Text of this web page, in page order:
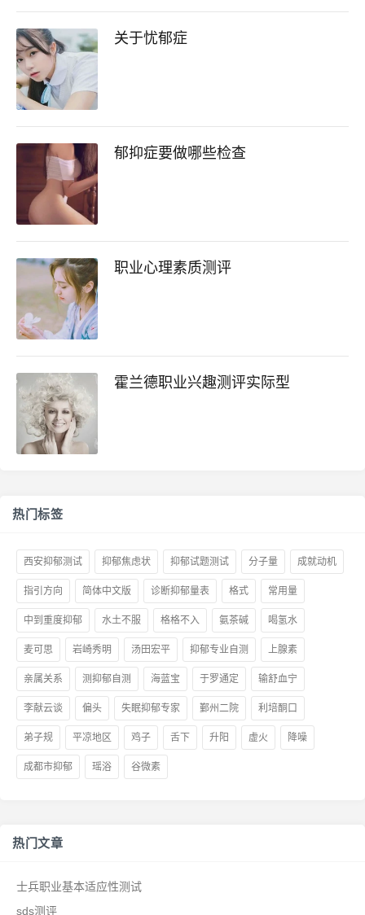
关于忧郁症
郁抑症要做哪些检查
职业心理素质测评
霍兰德职业兴趣测评实际型
热门标签
西安抑郁测试 抑郁焦虑状 抑郁试题测试 分子量 成就动机
指引方向 简体中文版 诊断抑郁量表 格式 常用量
中到重度抑郁 水土不服 格格不入 氨茶碱 喝氢水
麦可思 岩崎秀明 汤田宏平 抑郁专业自测 上腺素
亲属关系 测抑郁自测 海蓝宝 于罗通定 输舒血宁
李献云谈 偏头 失眠抑郁专家 鄞州二院 利培酮口
弟子规 平凉地区 鸡子 舌下 升阳 虚火 降噪
成都市抑郁 瑶浴 谷微素
热门文章
士兵职业基本适应性测试
sds测评